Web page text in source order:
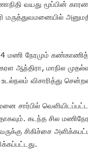
வயது மூப்பின்
மணி நேரமும்
ஆந்திரா, மாநில
விசாரித்து
சார்பில்
கடந்த சில
சிகிச்சை